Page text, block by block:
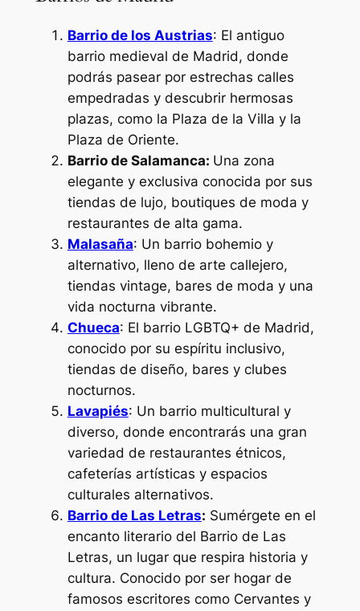
Barrio de los Austrias: El antiguo
barrio medieval de Madrid, donde
podrás pasear por estrechas calles
empedradas y descubrir hermosas
plazas, como la Plaza de la Villa y la
Plaza de Oriente.
Barrio de Salamanca: Una zona
elegante y exclusiva conocida por sus
tiendas de lujo, boutiques de moda y
restaurantes de alta gama.
Malasaña: Un barrio bohemio y
alternativo, lleno de arte callejero,
tiendas vintage, bares de moda y una
vida nocturna vibrante.
Chueca: El barrio LGBTQ+ de Madrid,
conocido por su espíritu inclusivo,
tiendas de diseño, bares y clubes
nocturnos.
Lavapiés: Un barrio multicultural y
diverso, donde encontrarás una gran
variedad de restaurantes étnicos,
cafeterías artísticas y espacios
culturales alternativos.
Barrio de Las Letras: Sumérgete en el
encanto literario del Barrio de Las
Letras, un lugar que respira historia y
cultura. Conocido por ser hogar de
famosos escritores como Cervantes y